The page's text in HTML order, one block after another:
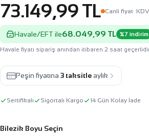
73.149,99 TL Canli fiyat·
Havale/EFT ile68.049,99 TL %7 indirim
Havale fiyatı sipariş anından itibaren 2 saat
Peşin fiyatına 3 taksitle aylık
Sertifikalı Sigortalı Kargo 14 Gün Kolay İade
Bilezik Boyu Seçin